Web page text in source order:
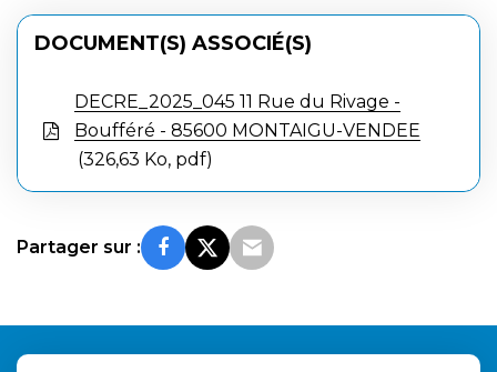
DOCUMENT(S) ASSOCIÉ(S)
DECRE_2025_045 11 Rue du Rivage -
Boufféré - 85600 MONTAIGU-VENDEE
326,63 Ko, pdf
Partager sur :